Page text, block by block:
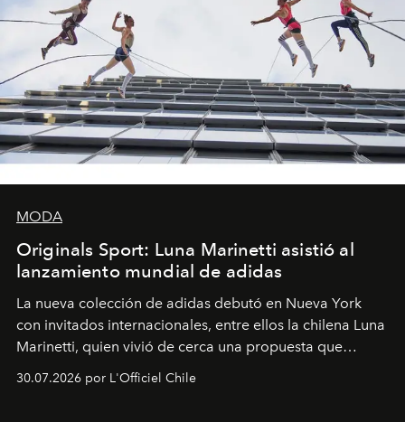
MODA
Originals Sport: Luna Marinetti asistió al
lanzamiento mundial de adidas
La nueva colección de adidas debutó en Nueva York
con invitados internacionales, entre ellos la chilena Luna
Marinetti, quien vivió de cerca una propuesta que
fusiona moda y rendimiento.
30.07.2026 por L'Officiel Chile